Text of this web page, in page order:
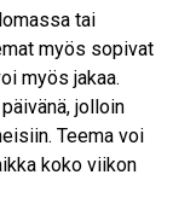
tai
myös sopivat
myös jakaa.
jolloin
Teema voi
koko viikon